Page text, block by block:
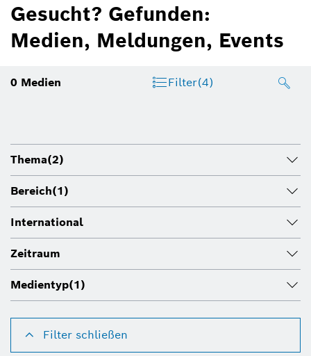
Gesucht? Gefunden:
Medien, Meldungen, Events
0 Medien Filter(4)
Thema(2)
Bereich(1)
International
Zeitraum
Medientyp(1)
Filter schließen